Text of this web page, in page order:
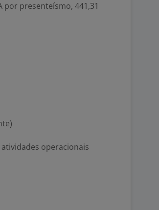
por presenteísmo, 441,31
operacionais